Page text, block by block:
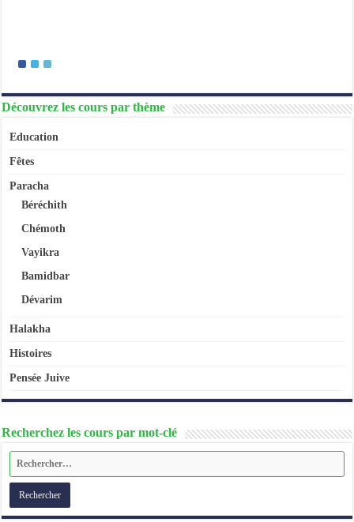
Découvrez les cours par thème
Education
Fêtes
Paracha
Béréchith
Chémoth
Vayikra
Bamidbar
Dévarim
Halakha
Histoires
Pensée Juive
Recherchez les cours par mot-clé